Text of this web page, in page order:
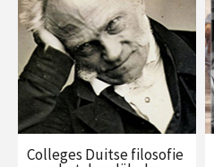
Colleges Duitse filosofie